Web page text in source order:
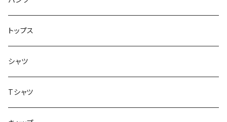
シューズ
バッグ
8.2インチ
8.3インチ
8.4インチ
トップス
シャツ
Tシャツ